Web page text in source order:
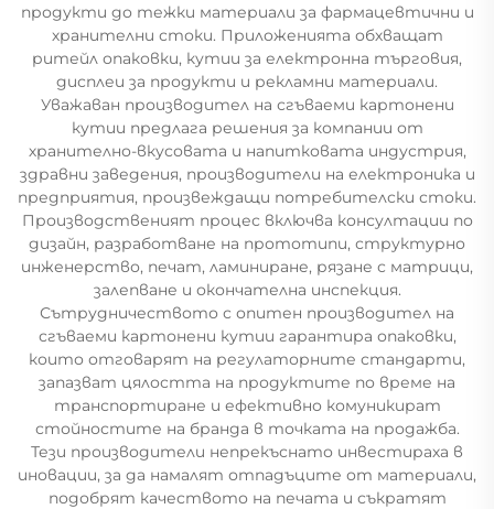
продукти до тежки материали за фармацевтични и
хранителни стоки. Приложенията обхващат
ритейл опаковки, кутии за електронна търговия,
дисплеи за продукти и рекламни материали.
Уважаван производител на сгъваеми картонени
кутии предлага решения за компании от
хранително-вкусовата и напитковата индустрия,
здравни заведения, производители на електроника и
предприятия, произвеждащи потребителски стоки.
Производственият процес включва консултации по
дизайн, разработване на прототипи, структурно
инженерство, печат, ламиниране, рязане с матрици,
залепване и окончателна инспекция.
Сътрудничеството с опитен производител на
сгъваеми картонени кутии гарантира опаковки,
които отговарят на регулаторните стандарти,
запазват цялостта на продуктите по време на
транспортиране и ефективно комуникират
стойностите на бранда в точката на продажба.
Тези производители непрекъснато инвестираха в
иновации, за да намалят отпадъците от материали,
подобрят качеството на печата и съкратят